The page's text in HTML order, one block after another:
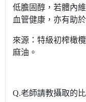
低膽固醇，若體內
血管健康，亦有助
來源：特級初榨橄
麻油。
Q.老師請教攝取的